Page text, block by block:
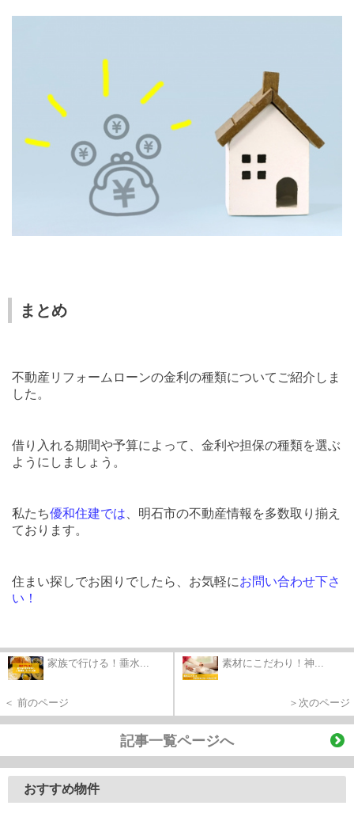
まとめ
不動産リフォームローンの金利の種類についてご紹介しま
した。
借り入れる期間や予算によって、金利や担保の種類を選ぶ
ようにしましょう。
私たち優和住建では、明石市の不動産情報を多数取り揃え
ております。
住まい探しでお困りでしたら、お気軽にお問い合わせ下さ
い！
家族で行ける！垂水...
＜ 前のページ
素材にこだわり！神...
＞次のページ
記事一覧ページへ
おすすめ物件